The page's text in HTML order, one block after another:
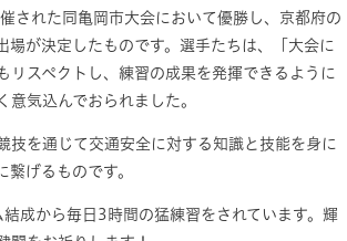
された同亀岡市大会において優勝し、京都府の
場が決定したものです。選手たちは、「大会に
リスペクトし、練習の成果を発揮できるように
意気込んでおられました。
技を通じて交通安全に対する知識と技能を身に
繋げるものです。
成から毎日3時間の猛練習をされています。輝